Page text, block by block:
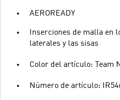
AEROREADY
Inserciones de malla en
laterales y las sisas
Color del artículo: Team
Número de artículo: